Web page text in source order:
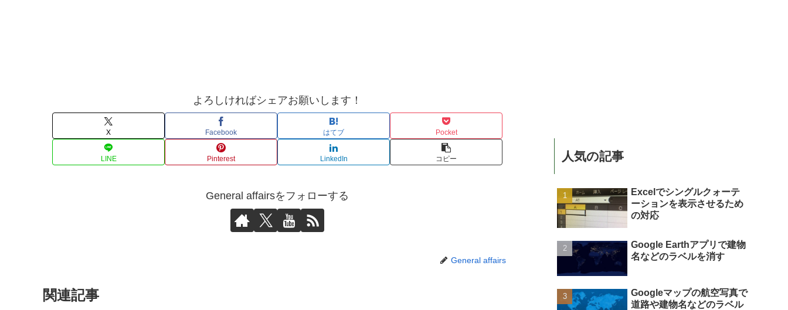
よろしければシェアお願いします！
X Facebook はてブ Pocket
LINE Pinterest LinkedIn コピー
General affairsをフォローする
General affairs
関連記事
人気の記事
Excelでシングルクォーテ
ーションを表示させるため
の対応
Google Earthアプリで建物
名などのラベルを消す
Googleマップの航空写真で
道路や建物名などのラベル